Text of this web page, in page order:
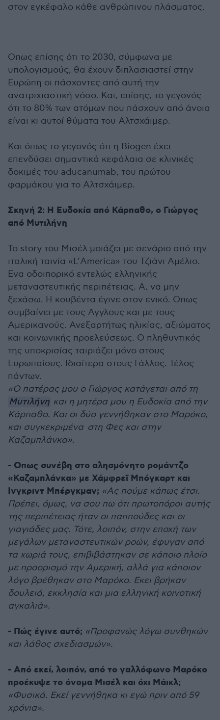
στον εγκέφαλο κάθε ανθρώπινου πλάσματος.
Οπως επίσης ότι το 2030, σύμφωνα με
υπολογισμούς, θα έχουν διπλασιαστεί στην
Ευρώπη οι πάσχοντες από αυτή την
ανατριχιαστική νόσο. Και, επίσης, το γεγονός
ότι το 80% των ατόμων που πάσχουν από άνοια
είναι κι αυτοί θύματα του Αλτσχάιμερ.
Και όπως το γεγονός ότι η Biogen έχει
επενδύσει σημαντικά κεφάλαια σε κλινικές
δοκιμές του aducanumab, του πρώτου
φαρμάκου για το Αλτσχάιμερ.
Σκηνή 2: Η Ευδοκία από Κάρπαθο, ο Γιώργος
από Μυτιλήνη
Το story του Μισέλ μοιάζει με σενάριο από την
ιταλική ταινία «L’Αmerica» του Τζιάνι Αμέλιο.
Ενα οδοιπορικό εντελώς ελληνικής
μεταναστευτικής περιπέτειας. Α, να μην
ξεχάσω. Η κουβέντα έγινε στον ενικό. Οπως
συμβαίνει με τους Αγγλους και με τους
Αμερικανούς. Ανεξαρτήτως ηλικίας, αξιώματος
και κοινωνικής προελεύσεως. Ο πληθυντικός
της υποκρισίας ταιριάζει μόνο στους
Ευρωπαίους. Ιδιαίτερα στους Γάλλος. Τέλος
πάντων.
«Ο πατέρας μου ο Γιώργος κατάγεται από τη
Μυτιλήνη και η μητέρα μου η Ευδοκία από την
Κάρπαθο. Και οι δύο γεννήθηκαν στο Μαρόκο,
και συγκεκριμένα στη Φες και στην
Καζαμπλάνκα».
- Οπως συνέβη στο αλησμόνητο ρομάντζο
«Καζαμπλάνκα» με Χάμφρεϊ Μπόγκαρτ και
Ινγκριντ Μπέργκμαν; «Ας πούμε κάπως έτσι.
Πρέπει, όμως, να σου πω ότι πρωτοπόροι αυτής
της περιπέτειας ήταν οι παππούδες και οι
γιαγιάδες μας. Τότε, λοιπόν, στην εποχή των
μεγάλων μεταναστευτικών ροών, έφυγαν από
τα χωριά τους, επιβιβάστηκαν σε κάποιο πλοίο
με προορισμό την Αμερική, αλλά για κάποιον
λόγο βρέθηκαν στο Μαρόκο. Εκει βρήκαν
δουλειά, εκκλησία και μια ελληνική κοινοτική
αγκαλιά».
- Πώς έγινε αυτό; «Προφανώς λόγω συνθηκών
και λάθος σχεδιασμών».
- Από εκεί, λοιπόν, από το γαλλόφωνο Μαρόκο
προέκυψε το όνομα Μισέλ και όχι Μάικλ;
«Φυσικά. Εκεί γεννήθηκα κι εγώ πριν από 59
χρόνια».